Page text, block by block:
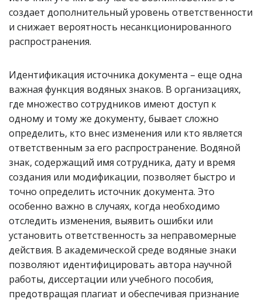
создает дополнительный уровень ответственности
и снижает вероятность несанкционированного
распространения.
Идентификация источника документа – еще одна
важная функция водяных знаков. В организациях,
где множество сотрудников имеют доступ к
одному и тому же документу, бывает сложно
определить, кто внес изменения или кто является
ответственным за его распространение. Водяной
знак, содержащий имя сотрудника, дату и время
создания или модификации, позволяет быстро и
точно определить источник документа. Это
особенно важно в случаях, когда необходимо
отследить изменения, выявить ошибки или
установить ответственность за неправомерные
действия. В академической среде водяные знаки
позволяют идентифицировать автора научной
работы, диссертации или учебного пособия,
предотвращая плагиат и обеспечивая признание